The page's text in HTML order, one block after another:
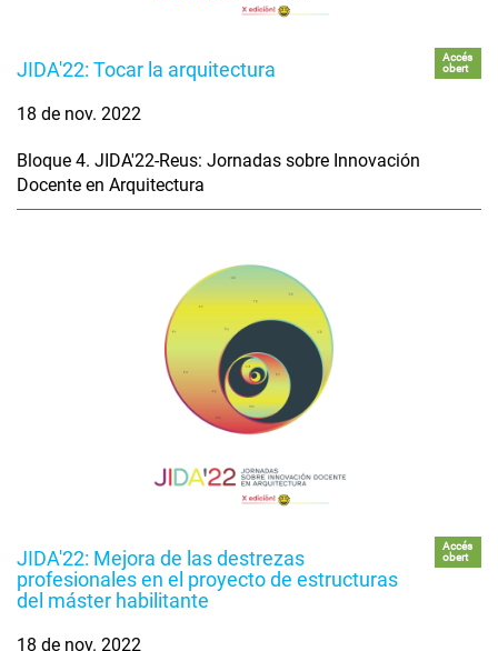
JIDA'22: Tocar la arquitectura
Accés
obert
18 de nov. 2022
Bloque 4. JIDA'22-Reus: Jornadas sobre Innovación
Docente en Arquitectura
JIDA'22: Mejora de las destrezas
profesionales en el proyecto de estructuras
del máster habilitante
Accés
obert
18 de nov. 2022